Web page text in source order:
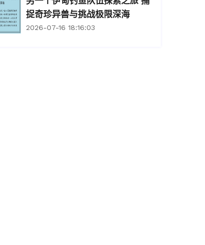
捉奇珍异兽与挑战极限深海
2026-07-16 18:16:03